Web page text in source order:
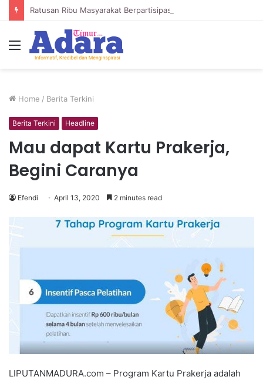
Menu
Home / Berita Terkini
Berita Terkini Headline
Mau dapat Kartu Prakerja,
Begini Caranya
Efendi April 13, 2020 2 minutes read
LIPUTANMADURA.com – Program Kartu Prakerja adalah